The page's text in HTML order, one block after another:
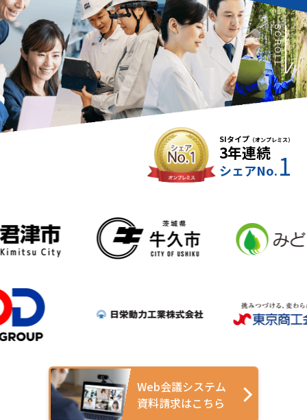
SIタイプ （オンプレミス）
3年連続
シェアNo.1
SCROLL
Web会議システム
資料請求はこちら